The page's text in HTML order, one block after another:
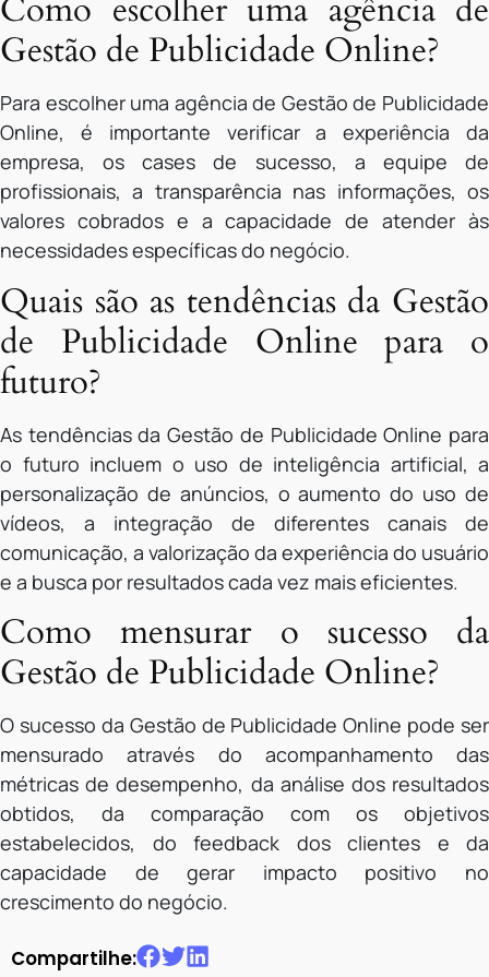
Como escolher uma agência de
Gestão de Publicidade Online?
Para escolher uma agência de Gestão de Publicidade
Online, é importante verificar a experiência da
empresa, os cases de sucesso, a equipe de
profissionais, a transparência nas informações, os
valores cobrados e a capacidade de atender às
necessidades específicas do negócio.
Quais são as tendências da Gestão
de Publicidade Online para o
futuro?
As tendências da Gestão de Publicidade Online para
o futuro incluem o uso de inteligência artificial, a
personalização de anúncios, o aumento do uso de
vídeos, a integração de diferentes canais de
comunicação, a valorização da experiência do usuário
e a busca por resultados cada vez mais eficientes.
Como mensurar o sucesso da
Gestão de Publicidade Online?
O sucesso da Gestão de Publicidade Online pode ser
mensurado através do acompanhamento das
métricas de desempenho, da análise dos resultados
obtidos, da comparação com os objetivos
estabelecidos, do feedback dos clientes e da
capacidade de gerar impacto positivo no
crescimento do negócio.
Compartilhe: